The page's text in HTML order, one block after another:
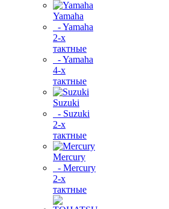
Yamaha
- Yamaha
2-х
тактные
- Yamaha
4-х
тактные
Suzuki
- Suzuki
2-х
тактные
Mercury
- Mercury
2-х
тактные